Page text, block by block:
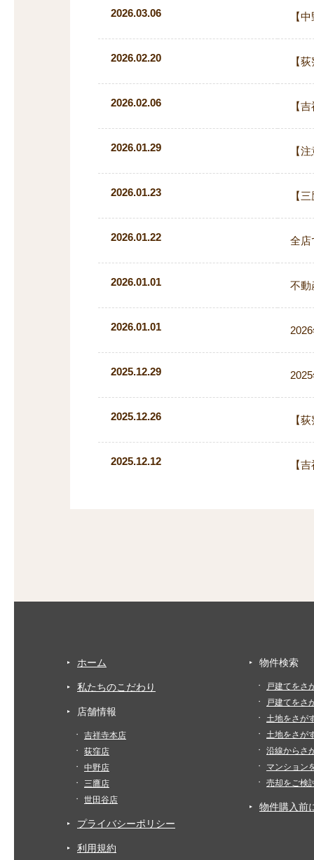
2026.03.06 【
2026.02.20 【
2026.02.06 【
2026.01.29 【
2026.01.23 【
2026.01.22 全店
2026.01.01 不動
2026.01.01
2025.12.29
2025.12.26 【
2025.12.12 【
ホーム
私たちのこだわり
店舗情報
吉祥寺本店
荻窪店
中野店
三鷹店
世田谷店
プライバシーポリシー
利用規約
物件検索
戸建てをさ
戸建てをさ
土地をさが
土地をさが
沿線からさ
マンション
売却をご検
物件購入前